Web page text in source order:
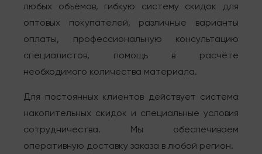
любых объёмов, гибкую систему скидок для
оптовых покупателей, различные варианты
оплаты, профессиональную консультацию
специалистов, помощь в расчёте
необходимого количества материала.
Для постоянных клиентов действует система
накопительных скидок и специальные условия
сотрудничества. Мы обеспечиваем
оперативную доставку заказа в любой регион.